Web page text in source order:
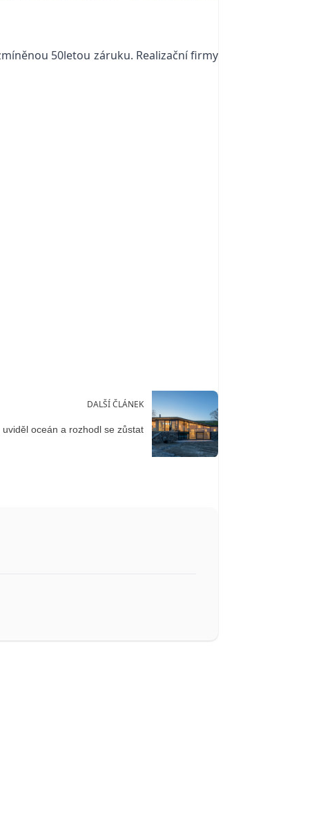
50letou záruku. Realizační firmy
DALŠÍ ČLÁNEK
oceán a rozhodl se zůstat